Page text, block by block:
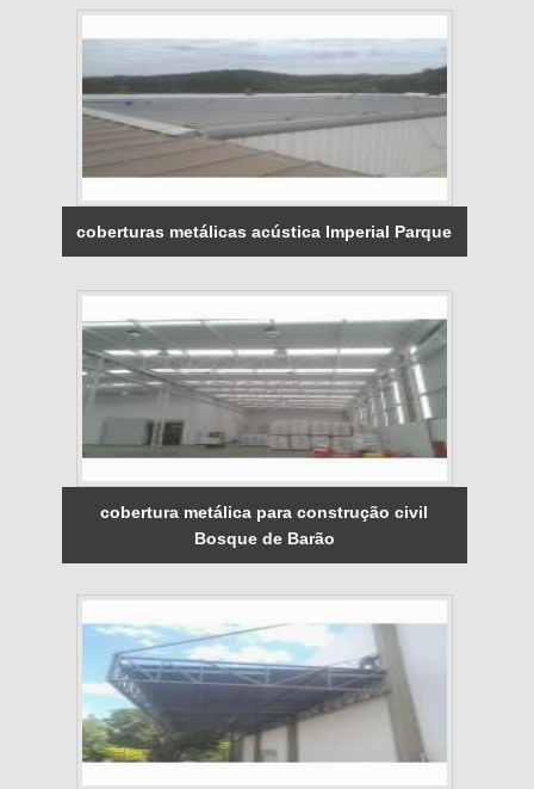
coberturas metálicas acústica Imperial Parque
cobertura metálica para construção civil
Bosque de Barão